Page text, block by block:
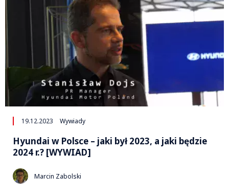
19.12.2023 Wywiady
Hyundai w Polsce – jaki był 2023, a jaki będzie
2024 r.? [WYWIAD]
Marcin Zabolski